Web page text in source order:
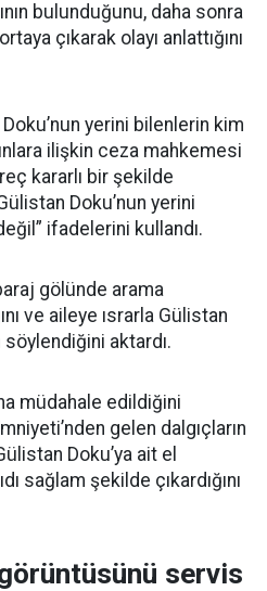
bulunduğunu, daha sonra
çıkarak olayı anlattığını
yerini bilenlerin kim
ilişkin ceza mahkemesi
kararlı bir şekilde
Doku’nun yerini
ifadelerini kullandı.
gölünde arama
ve aileye ısrarla Gülistan
aktardı.
müdahale edildiğini
gelen dalgıçların
Doku’ya ait el
sağlam şekilde çıkardığını
servis